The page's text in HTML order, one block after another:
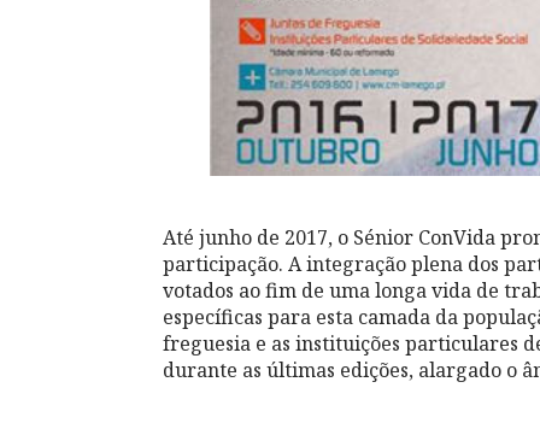
Até junho de 2017, o Sénior ConVida
participação. A integração plena dos
votados ao fim de uma longa vida de
específicas para esta camada da
freguesia e as instituições particulares
durante as últimas edições, alargado o